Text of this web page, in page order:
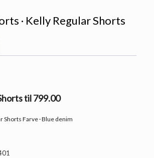
· Kelly Regular Shorts
til 799.00
Shorts Farve · Blue denim